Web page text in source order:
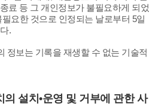
료 등 그 개인정보가 불필요하게 되었
요한 것으로 인정되는 날로부터 5일
.
정보는 기록을 재생할 수 없는 기술적
설치•운영 및 거부에 관한 사